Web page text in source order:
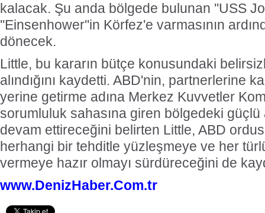
kalacak. Şu anda bölgede bulunan ''USS
''Einsenhower''in Körfez'e varmasının
dönecek.
Little, bu kararın bütçe konusundaki
alındığını kaydetti. ABD'nin, partnerlerine
yerine getirme adına Merkez Kuvvetler
sorumluluk sahasına giren bölgedeki güçlü
devam ettireceğini belirten Little, ABD
herhangi bir tehditle yüzleşmeye ve her
vermeye hazır olmayı sürdüreceğini de
www.DenizHaber.Com.tr